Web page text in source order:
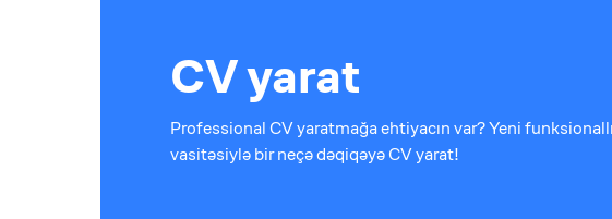
CV yarat
Professional CV yaratmağa ehtiyacın var? Yeni
vasitəsiylə bir neçə dəqiqəyə CV yarat!